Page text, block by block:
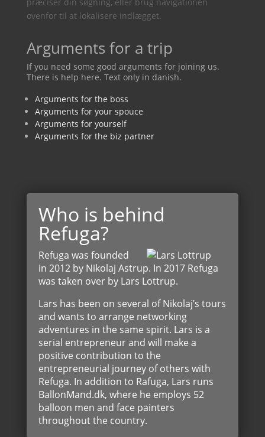
ovenfor til at lokalisere indlægget.
Arguments for a trip
If you need some good arguments for joining us.
There is help here. Text only in danish.
Arguments for the boss
Arguments for your spouce
Arguments for yourself
Arguments for the biz partner
Who is behind
Refuga?
Refuga was founded
in 2012 by Nikolaj Astrup. In 2017 Refuga
was taken over by Lars Lottrup.
Lars has been on several of Nikolaj’s tours
and wants to arrange networking
adventures in the same spirit. Lars is a
serial entrepreneur and will make a
positive contribution to the
entrepreneurial journey of others with
Refuga. In addition to Rafuga, Lars runs
BallonMand.dk, where he employs 52
balloon men and face painters
throughout the country.